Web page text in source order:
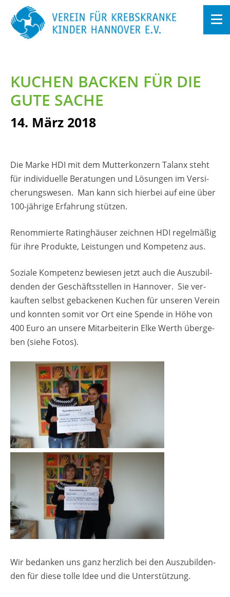
sprin­
gen
KU­CHEN BA­CKEN FÜR DIE
GUTE SACHE
14. März 2018
Die Marke HDI mit dem Mut­ter­kon­zern Ta­lanx steht
für in­di­vi­du­el­le Be­ra­tun­gen und Lö­sun­gen im Ver­si­
che­rungs­we­sen. Man kann sich hier­bei auf eine über
100-jäh­ri­ge Er­fah­rung stüt­zen.
Re­nom­mier­te Ra­ting­häu­ser zeich­nen HDI re­gel­mä­ßig
für ihre Pro­duk­te, Leis­tun­gen und Kom­pe­tenz aus.
So­zia­le Kom­pe­tenz be­wie­sen jetzt auch die Aus­zu­bil­
den­den der Ge­schäfts­stel­len in Han­no­ver. Sie ver­
kauf­ten selbst ge­ba­cke­nen Ku­chen für un­se­ren Ver­ein
und konn­ten somit vor Ort eine Spen­de in Höhe von
400 Euro an un­se­re Mit­ar­bei­te­rin Elke Werth über­ge­
ben (siehe Fotos).
Wir be­dan­ken uns ganz herz­lich bei den Aus­zu­bil­den­
den für diese tolle Idee und die Un­ter­stüt­zung.